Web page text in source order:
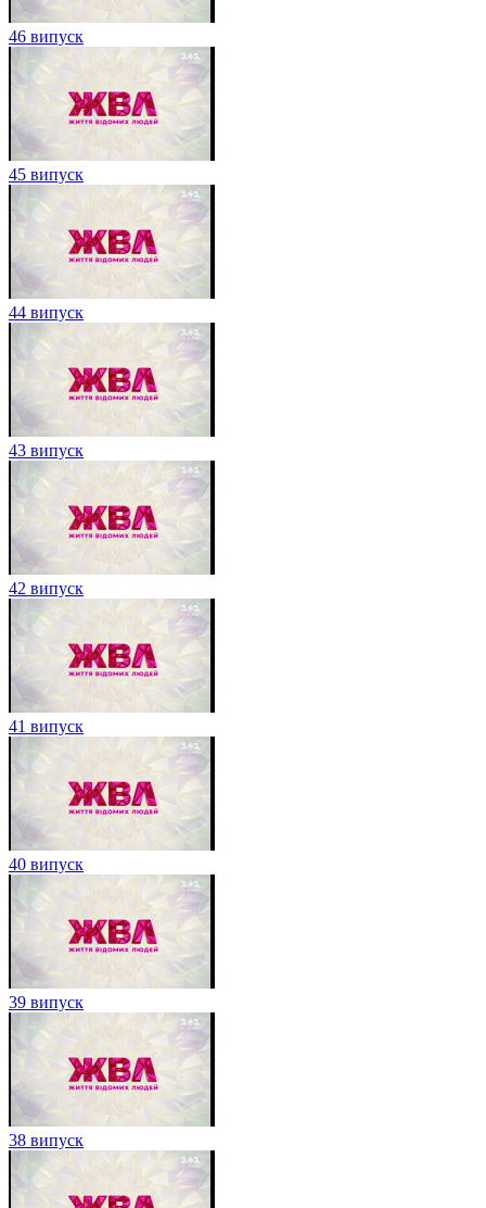
46 випуск
45 випуск
44 випуск
43 випуск
42 випуск
41 випуск
40 випуск
39 випуск
38 випуск